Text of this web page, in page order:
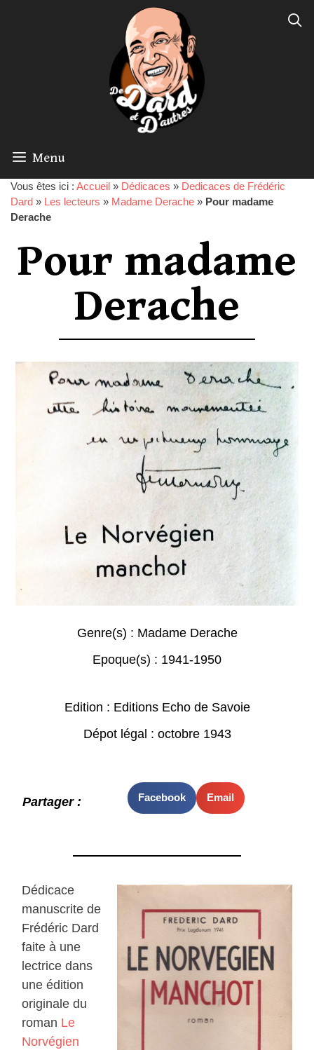
Menu
Vous êtes ici : Accueil » Dédicaces » Dedicaces de Frédéric
Dard » Les lecteurs » Madame Derache » Pour madame
Derache
Pour madame
Derache
Genre(s) : Madame Derache
Epoque(s) : 1941-1950
Edition : Editions Echo de Savoie
Dépot légal : octobre 1943
Partager : Facebook Email
Dédicace
manuscrite de
Frédéric Dard
faite à une
lectrice dans
une édition
originale du
roman Le
Norvégien